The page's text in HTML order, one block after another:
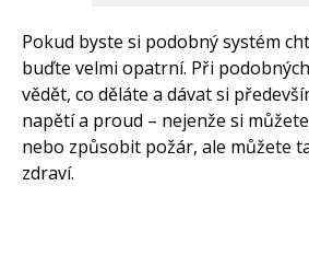
Pokud byste si podobný systém
buďte velmi opatrní. Při
vědět, co děláte a dávat si
napětí a proud – nejenže si
nebo způsobit požár, ale můžete
zdraví.